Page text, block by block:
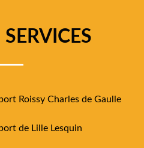
Roissy Charles de Gaulle
de Lille Lesquin